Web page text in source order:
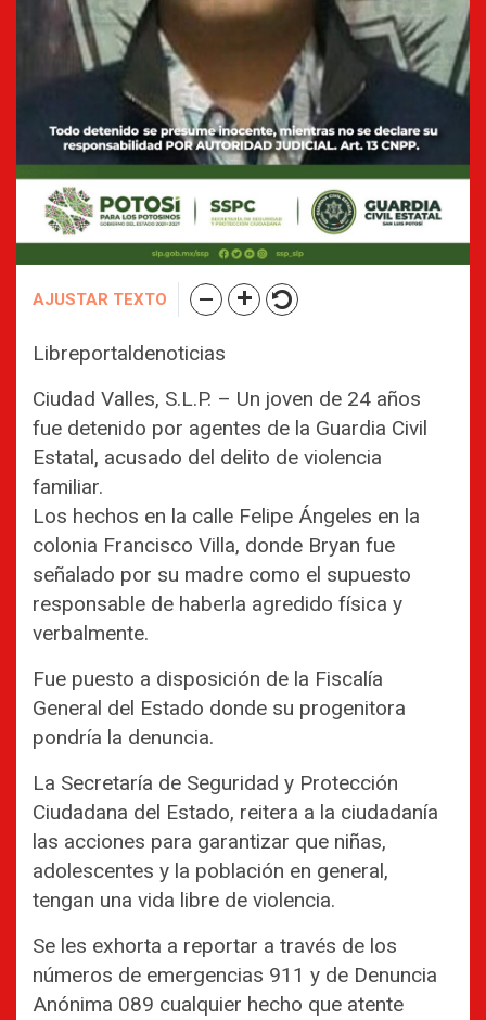
AJUSTAR TEXTO
Libreportaldenoticias
Ciudad Valles, S.L.P. – Un joven de 24 años
fue detenido por agentes de la Guardia Civil
Estatal, acusado del delito de violencia
familiar.
Los hechos en la calle Felipe Ángeles en la
colonia Francisco Villa, donde Bryan fue
señalado por su madre como el supuesto
responsable de haberla agredido física y
verbalmente.
Fue puesto a disposición de la Fiscalía
General del Estado donde su progenitora
pondría la denuncia.
La Secretaría de Seguridad y Protección
Ciudadana del Estado, reitera a la ciudadanía
las acciones para garantizar que niñas,
adolescentes y la población en general,
tengan una vida libre de violencia.
Se les exhorta a reportar a través de los
números de emergencias 911 y de Denuncia
Anónima 089 cualquier hecho que atente